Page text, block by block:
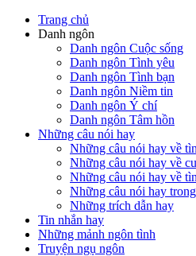
Trang chủ
Danh ngôn
Danh ngôn Cuộc sống
Danh ngôn Tình yêu
Danh ngôn Tình bạn
Danh ngôn Niềm tin
Danh ngôn Ý chí
Danh ngôn Tâm hồn
Những câu nói hay
Những câu nói hay về
Những câu nói hay về
Những câu nói hay về
Những câu nói hay
Những trích dẫn hay
Tin nhắn hay
Những mảnh ngôn tình
Truyện ngụ ngôn